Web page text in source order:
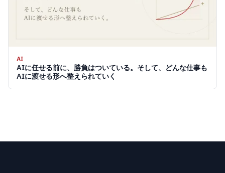
AI
AIに任せる前に、勝負はついている。そして、どんな仕事も
AIに渡せる形へ整えられていく